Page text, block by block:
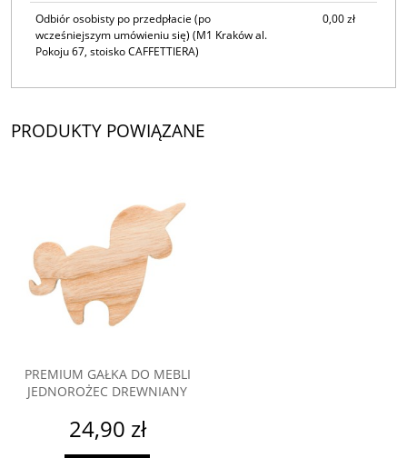
Odbiór osobisty po przedpłacie (po
wcześniejszym umówieniu się) (M1 Kraków al.
Pokoju 67, stoisko CAFFETTIERA)
0,00 zł
PRODUKTY POWIĄZANE
PREMIUM GAŁKA DO MEBLI
JEDNOROŻEC DREWNIANY
24,90 zł